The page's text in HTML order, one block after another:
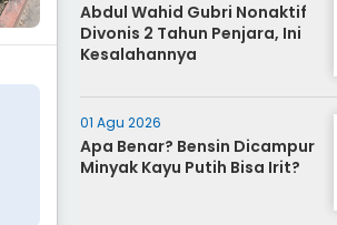
Abdul Wahid Gubri Nonaktif
Divonis 2 Tahun Penjara, Ini
Kesalahannya
01 Agu 2026
Apa Benar? Bensin Dicampur
Minyak Kayu Putih Bisa Irit?